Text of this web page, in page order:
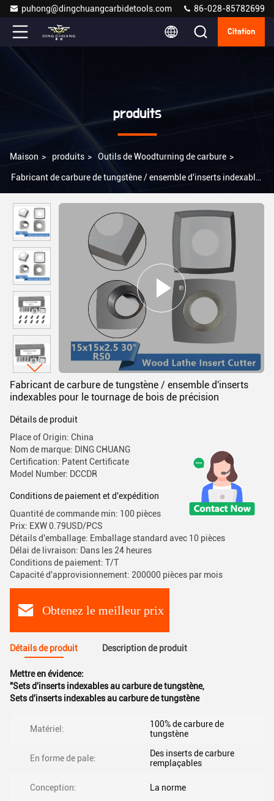
puhong@dingchuangcarbidetools.com 86-028-85782699
Citation
produits
Maison > produits > Outils de Woodturning de carbure >
Fabricant de carbure de tungstène / ensemble d'inserts indexables
Fabricant de carbure de tungstène / ensemble d'inserts
indexables pour le tournage de bois de précision
Détails de produit
Place of Origin: China
Nom de marque: DING CHUANG
Certification: Patent Certificate
Model Number: DCCDR
Conditions de paiement et d'expédition
Quantité de commande min: 100 pièces
Prix: EXW 0.79USD/PCS
Détails d'emballage: Emballage standard avec 10 pièces
Délai de livraison: Dans les 24 heures
Conditions de paiement: T/T
Capacité d'approvisionnement: 200000 pièces par mois
Obtenez le meilleur prix
Détails de produit Description de produit
Mettre en évidence:
"Sets d'inserts indexables au carbure de tungstène,
Sets d'inserts indexables au carbure de tungstène
Matériel:
100% de carbure de
tungstène
En forme de pale:
Des inserts de carbure
remplaçables
Conception: La norme